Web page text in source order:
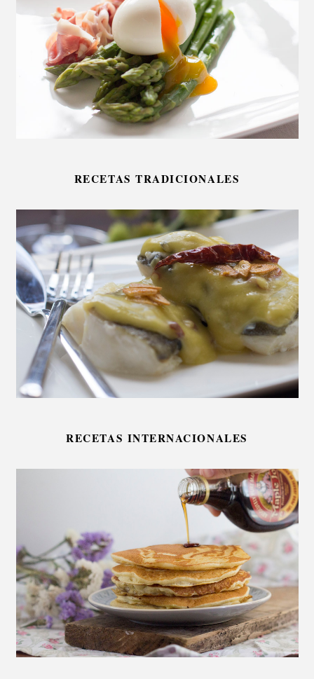
RECETAS TRADICIONALES
RECETAS INTERNACIONALES